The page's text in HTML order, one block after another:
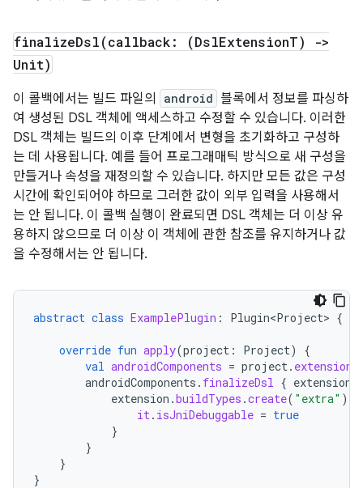
finalizeDsl(callback: (DslExtensionT) ->
Unit)
이 콜백에서는 빌드 파일의 android 블록에서 정보를 파싱하
여 생성된 DSL 객체에 액세스하고 수정할 수 있습니다. 이러한
DSL 객체는 빌드의 이후 단계에서 변형을 초기화하고 구성하
는 데 사용됩니다. 예를 들어 프로그래매틱 방식으로 새 구성을
만들거나 속성을 재정의할 수 있습니다. 하지만 모든 값은 구성
시간에 확인되어야 하므로 그러한 값이 외부 입력을 사용해서
는 안 됩니다. 이 콜백 실행이 완료되면 DSL 객체는 더 이상 유
용하지 않으므로 더 이상 이 객체에 관한 참조를 유지하거나 값
을 수정해서는 안 됩니다.
abstract class ExamplePlugin : Plugin<Project> {
override fun apply(project : Project)
{
val androidComponents = project. extensions
androidComponents . finalizeDsl { extension
extension .buildTypes .create( "extra" ).
it. isJniDebuggable = true
}
}
}
}